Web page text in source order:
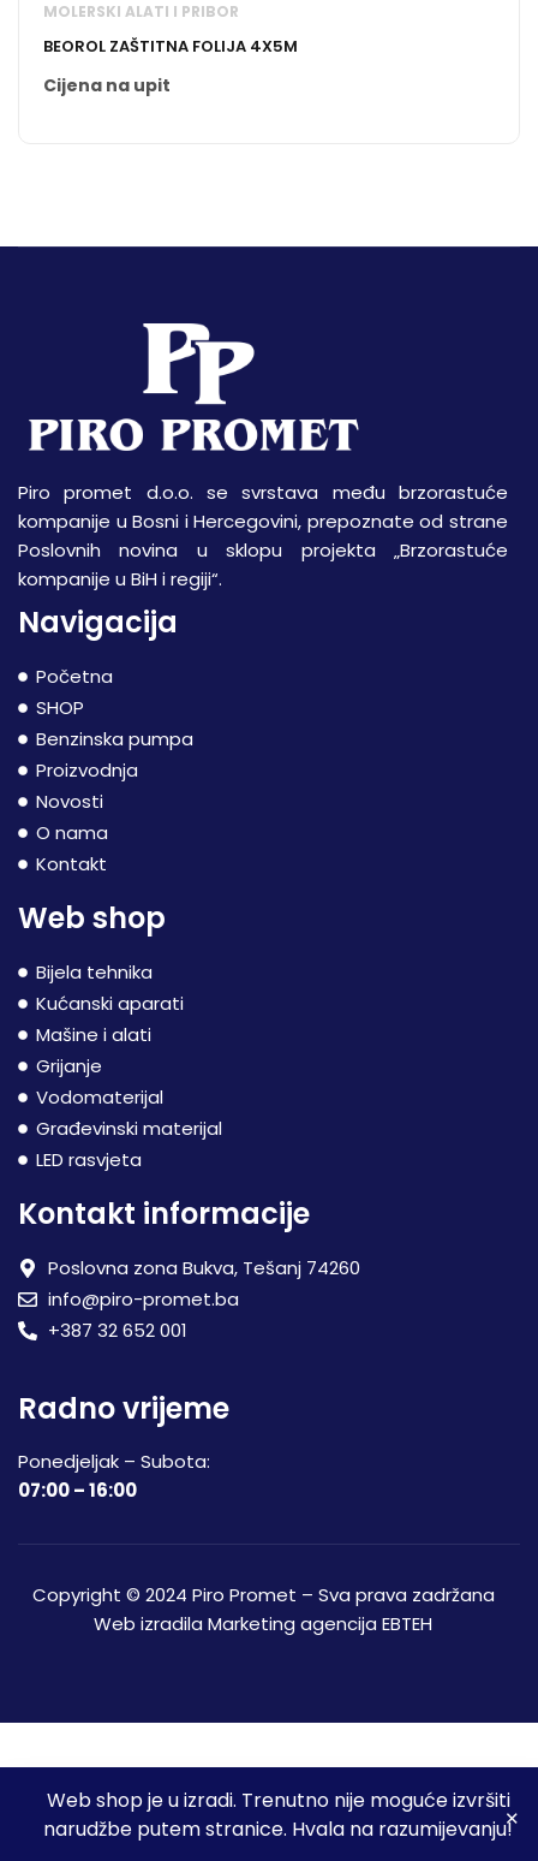
Web shop je u izradi. Trenutno nije moguće izvršiti
narudžbe putem stranice. Hvala na razumijevanju!
MOLERSKI ALATI I PRIBOR
BEOROL ZAŠTITNA FOLIJA 4X5M
Cijena na upit
Piro promet d.o.o. se svrstava među brzorastuće
kompanije u Bosni i Hercegovini, prepoznate od strane
Poslovnih novina u sklopu projekta „Brzorastuće
kompanije u BiH i regiji“.
Navigacija
Početna
SHOP
Benzinska pumpa
Proizvodnja
Novosti
O nama
Kontakt
Web shop
Bijela tehnika
Kućanski aparati
Mašine i alati
Grijanje
Vodomaterijal
Građevinski materijal
LED rasvjeta
Kontakt informacije
Poslovna zona Bukva, Tešanj 74260
info@piro-promet.ba
+387 32 652 001
Radno vrijeme
Ponedjeljak – Subota:
07:00 – 16:00
Copyright © 2024 Piro Promet – Sva prava zadržana
Web izradila Marketing agencija EBTEH
Moj račun